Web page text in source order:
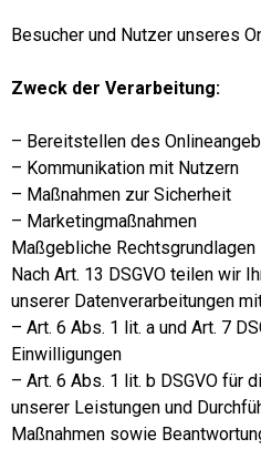
Besucher und Nutzer unseres
Zweck der Verarbeitung:
– Bereitstellen des
– Kommunikation mit Nutzern
– Maßnahmen zur Sicherheit
– Marketingmaßnahmen
Maßgebliche Rechtsgrundlagen
Nach Art. 13 DSGVO teilen wir
unserer Datenverarbeitungen
– Art. 6 Abs. 1 lit. a und Art. 7
Einwilligungen
– Art. 6 Abs. 1 lit. b DSGVO für
unserer Leistungen und
Maßnahmen sowie